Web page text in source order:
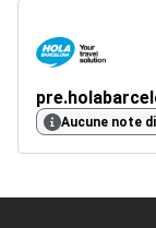
Aucune note